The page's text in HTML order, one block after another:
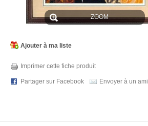
ZOOM
Ajouter à ma liste
Imprimer cette fiche produit
Partager sur Facebook Envoyer à un ami